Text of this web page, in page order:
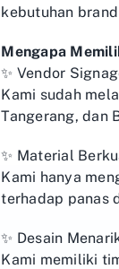
kebutuhan
Mengapa
✨ Vendor
Kami sudah
Tangerang, dan
✨ Material
Kami hanya
terhadap panas
✨ Desain
Kami memiliki